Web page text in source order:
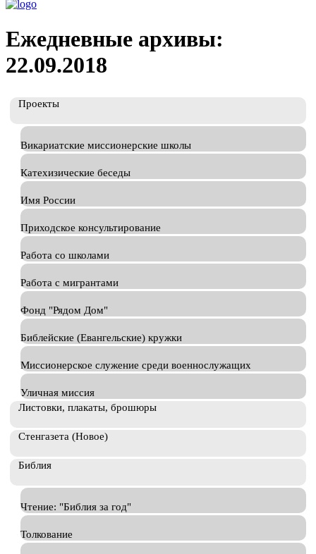
Ежедневные архивы:
22.09.2018
Проекты
Викариатские миссионерские школы
Катехизические беседы
Имя России
Приходское консультирование
Работа со школами
Работа с мигрантами
Фонд "Рядом Дом"
Библейские (Евангельские) кружки
Миссионерское служение среди военнослужащих
Уличная миссия
Листовки, плакаты, брошюры
Стенгазета (Новое)
Библия
Чтение: "Библия за год"
Толкование